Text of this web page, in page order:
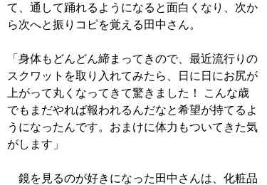
て、通して踊れるようになると面白くなり、次か
ら次へと振りコピを覚える田中さん。
「身体もどんどん締まってきので、最近流行りの
スクワットを取り入れてみたら、日に日にお尻が
上がって丸くなってきて驚きました！ こんな歳
でもまだやれば報われるんだなと希望が持てるよ
うになったんです。おまけに体力もついてきた気
がします」
鏡を見るのが好きになった田中さんは、化粧品